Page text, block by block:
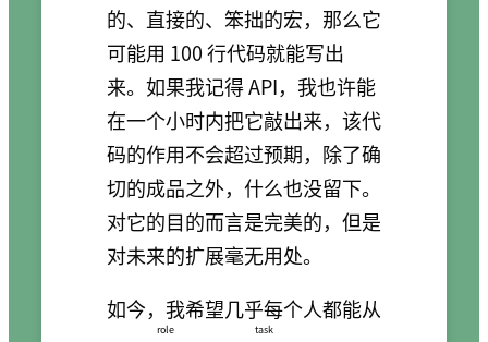
的、直接的、笨拙的宏，那么它
可能用 100 行代码就能写出
来。如果我记得 API，我也许能
在一个小时内把它敲出来，该代
码的作用不会超过预期，除了确
切的成品之外，什么也没留下。
对它的目的而言是完美的，但是
对未来的扩展毫无用处。
如今，我希望几乎每个人都能从
role task